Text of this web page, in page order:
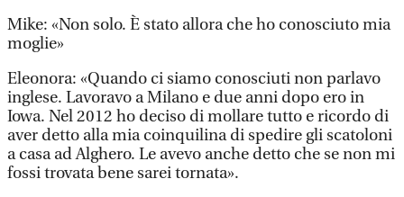
Mike: «Non solo. È stato allora che ho conosciuto mia
moglie»
Eleonora: «Quando ci siamo conosciuti non parlavo
inglese. Lavoravo a Milano e due anni dopo ero in
Iowa. Nel 2012 ho deciso di mollare tutto e ricordo di
aver detto alla mia coinquilina di spedire gli scatoloni
a casa ad Alghero. Le avevo anche detto che se non mi
fossi trovata bene sarei tornata».